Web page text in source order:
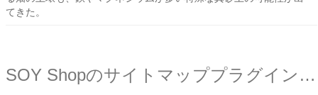
てきた。
SOY ShopのサイトマッププラグインでURLの手動登録を追加しました